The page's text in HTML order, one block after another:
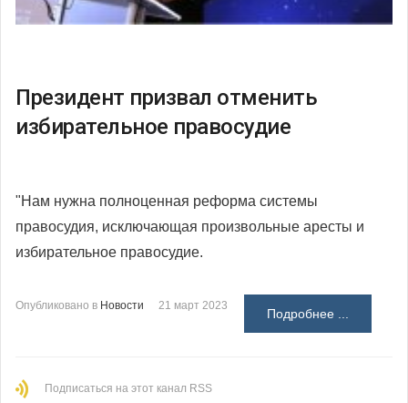
Президент призвал отменить
избирательное правосудие
"Нам нужна полноценная реформа системы
правосудия, исключающая произвольные аресты и
избирательное правосудие.
Опубликовано в Новости 21 март 2023
Подробнее ...
Подписаться на этот канал RSS